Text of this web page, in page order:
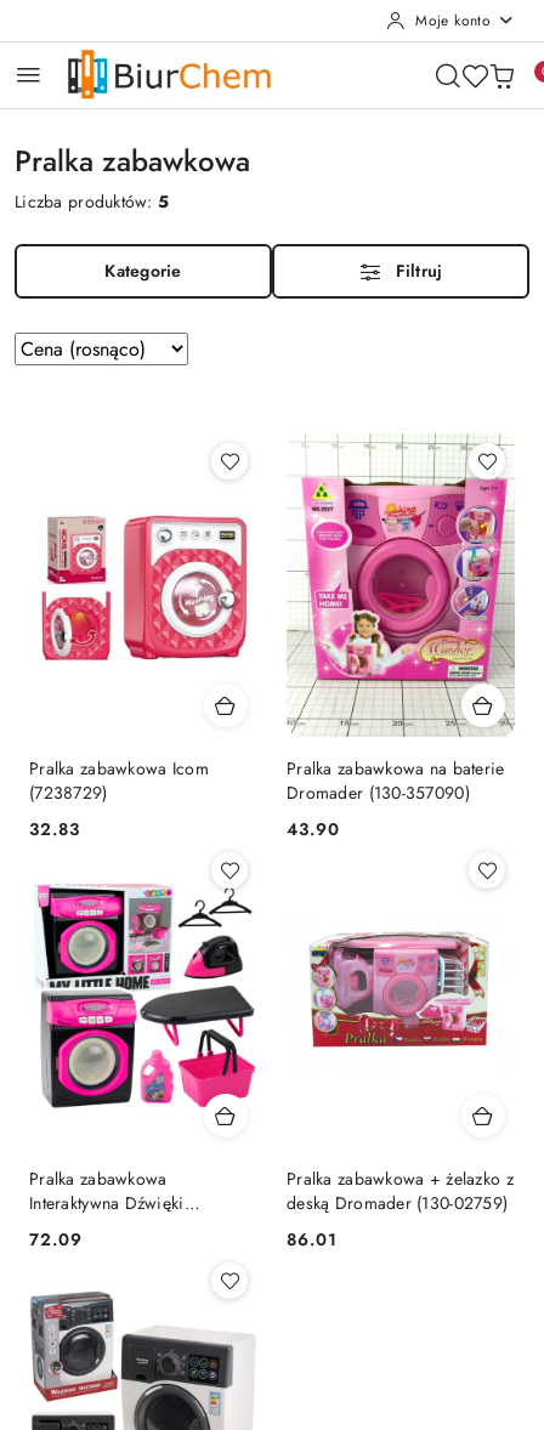
Moje konto
Pralka zabawkowa
Liczba produktów:5
Kategorie Filtruj
Zastosowano
sortowanie:
Sortuj
według
Pralka zabawkowa Icom
(7238729)
Cena:
32.83
Pralka zabawkowa na baterie
Dromader (130-357090)
Cena:
43.90
Pralka zabawkowa
Interaktywna Dźwięki
Lean (24996)
Cena:
72.09
Pralka zabawkowa + żelazko z
deską Dromader (130-02759)
Cena:
86.01